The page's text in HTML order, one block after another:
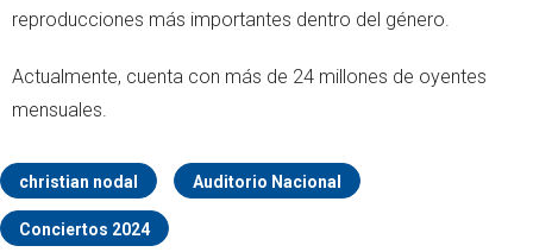
reproducciones más importantes dentro del género.
Actualmente, cuenta con más de 24 millones de oyentes
mensuales.
christian nodal Auditorio Nacional
Conciertos 2024